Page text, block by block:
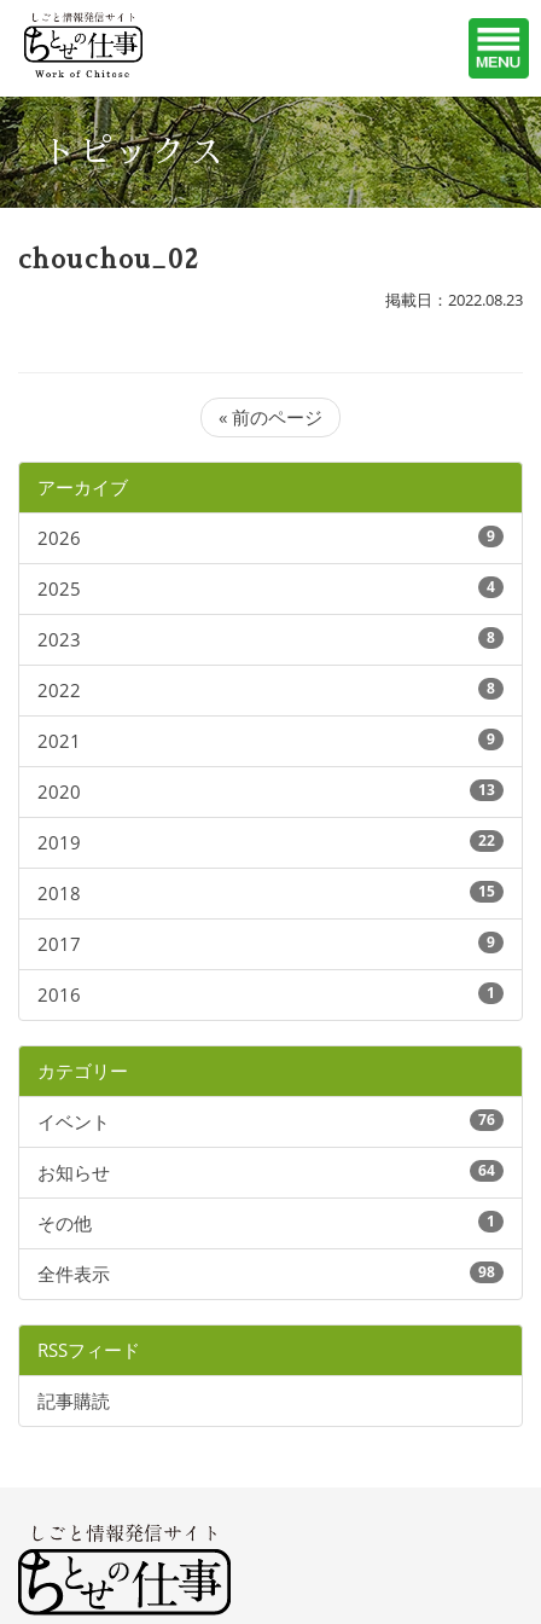
トピックス
chouchou_02
掲載日：2022.08.23
« 前のページ
アーカイブ
2026 9
2025 4
2023 8
2022 8
2021 9
2020 13
2019 22
2018 15
2017 9
2016 1
カテゴリー
イベント 76
お知らせ 64
その他 1
全件表示 98
RSSフィード
記事購読